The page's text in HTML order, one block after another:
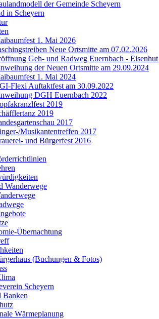
der Gemeinde Scheyern
in Scheyern
1. Mai 2026
Neue Ortsmitte am 07.02.2026
Geh- und Radweg Euernbach -
der Neuen Ortsmitte am 29.09.2024
1. Mai 2024
Flexi Auftaktfest am 30.09.2022
DGH Euernbach 2022
2019
2019
2017
Musikantentreffen 2017
und Bürgerfest 2016
Wanderwege
Übernachtung
(Buchungen & Fotos)
Scheyern
Banken
Wärmeplanung